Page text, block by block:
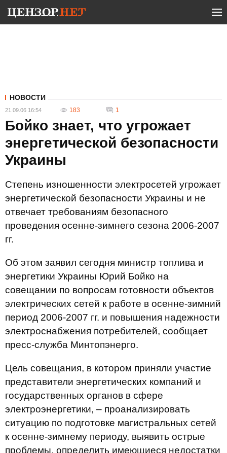
НОВОСТИ
21.09.06 16:54 183 1
Бойко знает, что угрожает
энергетической безопасности
Украины
Степень изношенности электросетей угрожает
энергетической безопасности Украины и не
отвечает требованиям безопасного
проведения осенне-зимнего сезона 2006-2007
гг.
Об этом заявил сегодня министр топлива и
энергетики Украины Юрий Бойко на
совещании по вопросам готовности объектов
электрических сетей к работе в осенне-зимний
период 2006-2007 гг. и повышения надежности
электроснабжения потребителей, сообщает
пресс-служба Минтопэнерго.
Цель совещания, в котором приняли участие
представители энергетических компаний и
государственных органов в сфере
электроэнергетики, – проанализировать
ситуацию по подготовке магистральных сетей
к осенне-зимнему периоду, выявить острые
проблемы, определить имеющиеся недостатки